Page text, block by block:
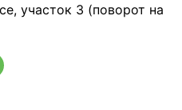
участок 3 (поворот на